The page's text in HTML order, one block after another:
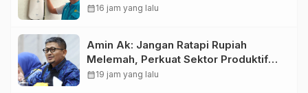
Charging Services PLN pada
calendar_month16 jam yang lalu
Amin Ak: Jangan Ratapi Rupiah
Melemah, Perkuat Sektor Produktif
Negara
calendar_month19 jam yang lalu